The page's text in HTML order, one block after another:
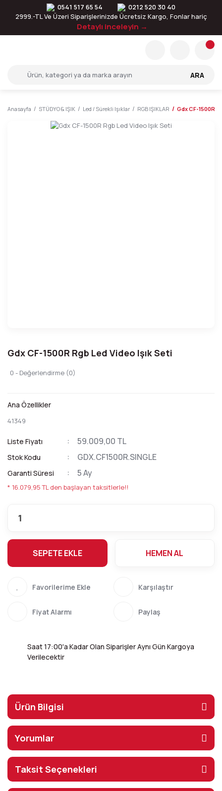
0541 517 65 54
0212 520 30 40
2999.-TL Ve Üzeri Siparişlerinizde Ücretsiz Kargo, Fonlar hariç
Detaylı inceleyin →
ARA
Anasayfa STÜDYO & IŞIK Led / Sürekli Işıklar RGB IŞIKLAR Gdx CF-1500R
Gdx CF-1500R Rgb Led Video Işık Seti
0 - Değerlendirme (0)
Ana Özellikler
41349
Liste Fiyatı 59.009,00 TL
Stok Kodu GDX.CF1500R.SINGLE
Garanti Süresi 5 Ay
* 16.079,95 TL den başlayan taksitlerle!!
SEPETE EKLE HEMEN AL
Karşılaştır
Fiyat Alarmı Paylaş
Saat 17:00'a Kadar Olan Siparişler Aynı Gün Kargoya
Verilecektir
Ürün Bilgisi
Yorumlar
Taksit Seçenekleri